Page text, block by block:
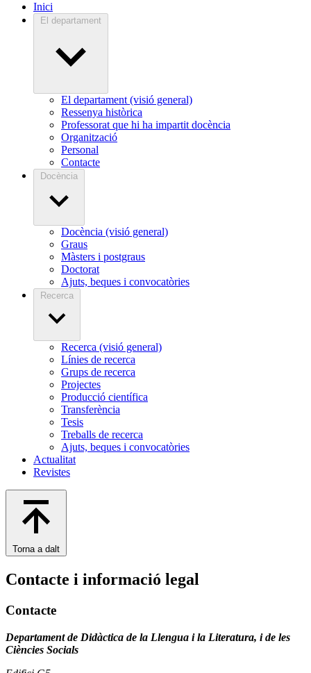
Inici
El departament
El departament (visió general)
Ressenya històrica
Professorat que hi ha impartit docència
Organització
Personal
Contacte
Docència
Docència (visió general)
Graus
Màsters i postgraus
Doctorat
Ajuts, beques i convocatòries
Recerca
Recerca (visió general)
Línies de recerca
Grups de recerca
Projectes
Producció científica
Transferència
Tesis
Treballs de recerca
Ajuts, beques i convocatòries
Actualitat
Revistes
Torna a dalt
Contacte i informació legal
Contacte
Departament de Didàctica de la Llengua i la Literatura, i de les
Ciències Socials